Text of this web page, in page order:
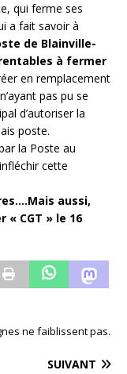
qui ferme ses
a fait savoir à
de Blainville-
à fermer
en remplacement
pas pu se
d’autoriser la
poste.
la Poste au
cette
aussi,
CGT » le 16
ne faiblissent pas.
SUIVANT